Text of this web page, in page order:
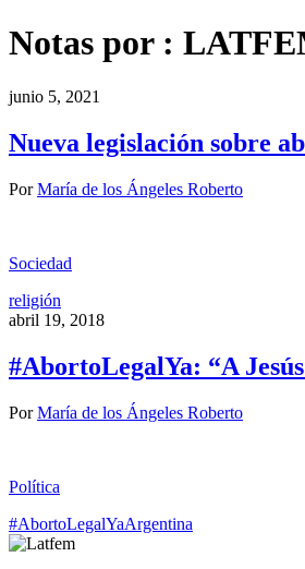
Notas por :
junio 5, 2021
Nueva legislación sobre
PorMaría de los Ángeles Roberto
Sociedad
religión
abril 19, 2018
#AbortoLegalYa: “A
PorMaría de los Ángeles Roberto
Política
#AbortoLegalYaArgentina